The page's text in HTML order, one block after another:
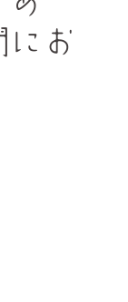
にお